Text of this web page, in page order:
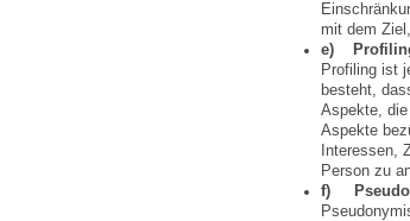
mit dem
e)
Profiling ist
besteht,
Aspekte,
Aspekte
Interessen,
Person zu
f)